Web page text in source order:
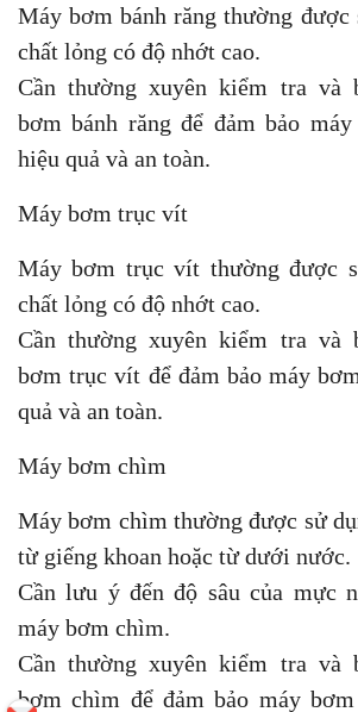
Máy bơm bánh răng thường được
chất lỏng có độ nhớt cao.
Cần thường xuyên kiểm tra và
bơm bánh răng để đảm bảo
hiệu quả và an toàn.
Máy bơm trục vít
Máy bơm trục vít thường được
chất lỏng có độ nhớt cao.
Cần thường xuyên kiểm tra và
bơm trục vít để đảm bảo máy
quả và an toàn.
Máy bơm chìm
Máy bơm chìm thường được sử
từ giếng khoan hoặc từ dưới nước.
Cần lưu ý đến độ sâu của mực
máy bơm chìm.
Cần thường xuyên kiểm tra và
bơm chìm để đảm bảo máy